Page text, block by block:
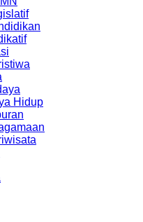
Hidup